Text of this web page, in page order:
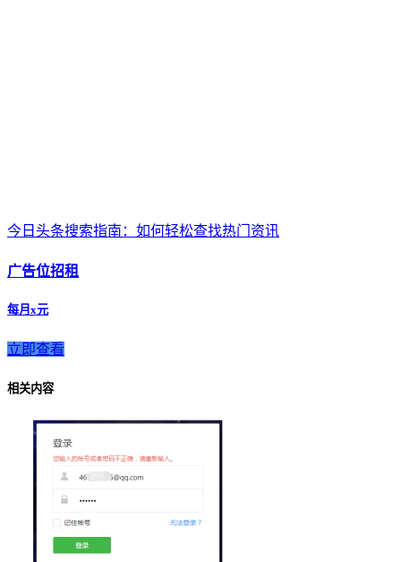
今日头条搜索指南：如何轻松查找热门资讯
广告位招租
每月x元
立即查看
相关内容